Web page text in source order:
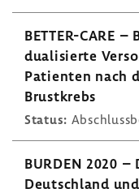
BETTER-​CARE
dua­li­sierte
Pati­enten nach
Brust­krebs
Status:
BURDEN 2020
Deutsch­land